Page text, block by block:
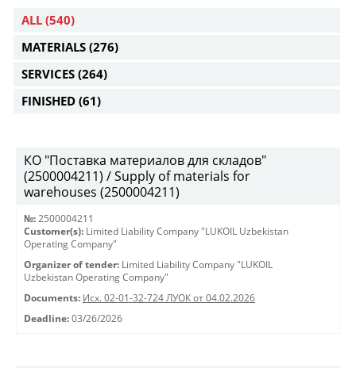
ALL (540)
MATERIALS (276)
SERVICES (264)
FINISHED (61)
КО "Поставка материалов для складов"
(2500004211) / Supply of materials for
warehouses (2500004211)
№: 2500004211
Customer(s): Limited Liability Company "LUKOIL Uzbekistan
Operating Company"
Organizer of tender: Limited Liability Company "LUKOIL
Uzbekistan Operating Company"
Documents: Исх. 02-01-32-724 ЛУОК от 04.02.2026
Deadline: 03/26/2026